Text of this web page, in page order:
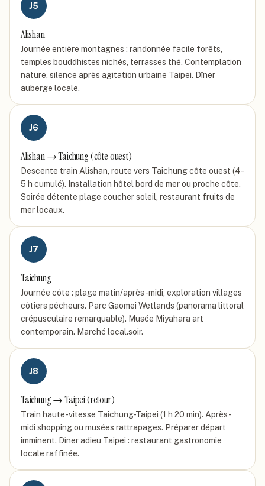
J5
Alishan
Journée entière montagnes : randonnée facile forêts,
temples bouddhistes nichés, terrasses thé. Contemplation
nature, silence après agitation urbaine Taipei. Dîner
auberge locale.
J6
Alishan → Taichung (côte ouest)
Descente train Alishan, route vers Taichung côte ouest (4-
5 h cumulé). Installation hôtel bord de mer ou proche côte.
Soirée détente plage coucher soleil, restaurant fruits de
mer locaux.
J7
Taichung
Journée côte : plage matin/après-midi, exploration villages
côtiers pêcheurs. Parc Gaomei Wetlands (panorama littoral
crépusculaire remarquable). Musée Miyahara art
contemporain. Marché local.soir.
J8
Taichung → Taipei (retour)
Train haute-vitesse Taichung-Taipei (1 h 20 min). Après-
midi shopping ou musées rattrapages. Préparer départ
imminent. Dîner adieu Taipei : restaurant gastronomie
locale raffinée.